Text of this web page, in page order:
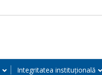
Integritatea instituțională